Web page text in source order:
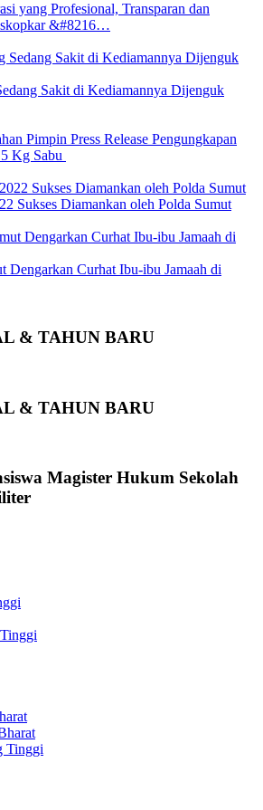
yang Profesional, Transparan dan
&#8216…
Sakit di Kediamannya Dijenguk
Pimpin Press Release Pengungkapan
Kg Sabu
Sukses Diamankan oleh Polda Sumut
Dengarkan Curhat Ibu-ibu Jamaah di
& TAHUN BARU
& TAHUN BARU
Magister Hukum Sekolah
Tinggi